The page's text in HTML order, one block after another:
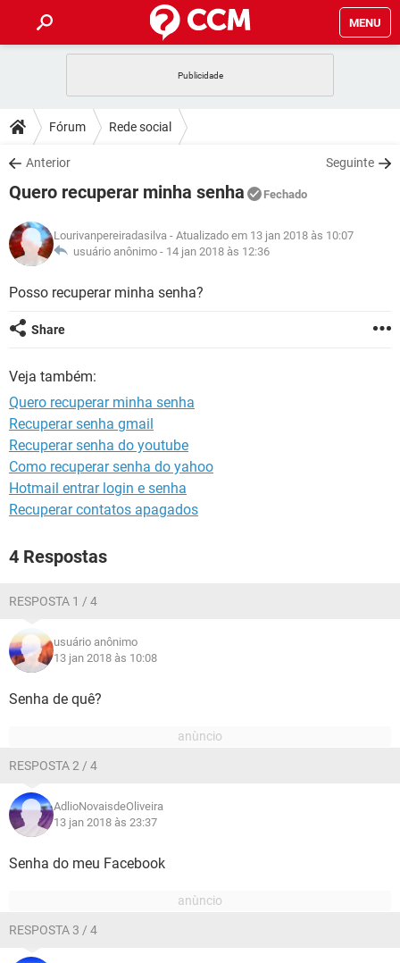
MENU
CELULAR
OUTLOOK
INSTAGRAM GMAIL
GUIA DE COMPRAS
DICAS
JOGOS
INSTAGRAM GMAIL
GUIA DE COMPRAS
DOWNLOADS
JOGOS WHATSAPP
CELULAR
OUTLOOK EXCEL
FÓRUM
JOGOS WHATSAPP
CELULAR
OUTLOOK
INSTAGRAM
GLOSSÁRIO
INSTAGRAM
GUIA DE COMPRAS
Fórum Rede social
Anterior Seguinte
Quero recuperar minha senha Fechado
Lourivanpereiradasilva - Atualizado em 13 jan 2018 às 10:07
usuário anônimo - 14 jan 2018 às 12:36
Posso recuperar minha senha?
Share
Veja também:
Quero recuperar minha senha
Recuperar senha gmail
Recuperar senha do youtube
Como recuperar senha do yahoo
Hotmail entrar login e senha
Recuperar contatos apagados
4 Respostas
RESPOSTA 1 / 4
usuário anônimo
13 jan 2018 às 10:08
Senha de quê?
RESPOSTA 2 / 4
AdlioNovaisdeOliveira
13 jan 2018 às 23:37
Senha do meu Facebook
RESPOSTA 3 / 4